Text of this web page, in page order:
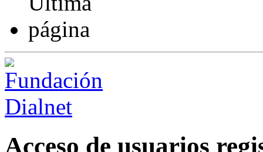
Acceso de usuarios